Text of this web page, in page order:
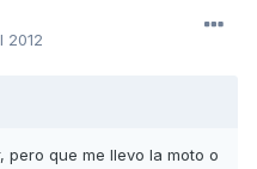
2012
pero que me llevo la moto o